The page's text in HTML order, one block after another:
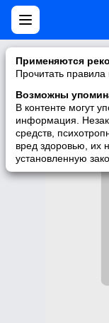
Применяются
Прочитать
Возможны
В контенте могут
информация.
средств,
вред здоровью, их
установленную
Нет мобильной
У запрашиваемой
версию Моего Мира.
Перейти на полную